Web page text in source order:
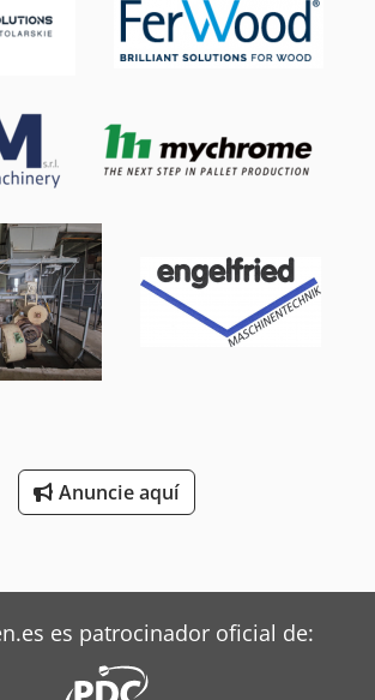
Anuncie aquí
es patrocinador oficial de: